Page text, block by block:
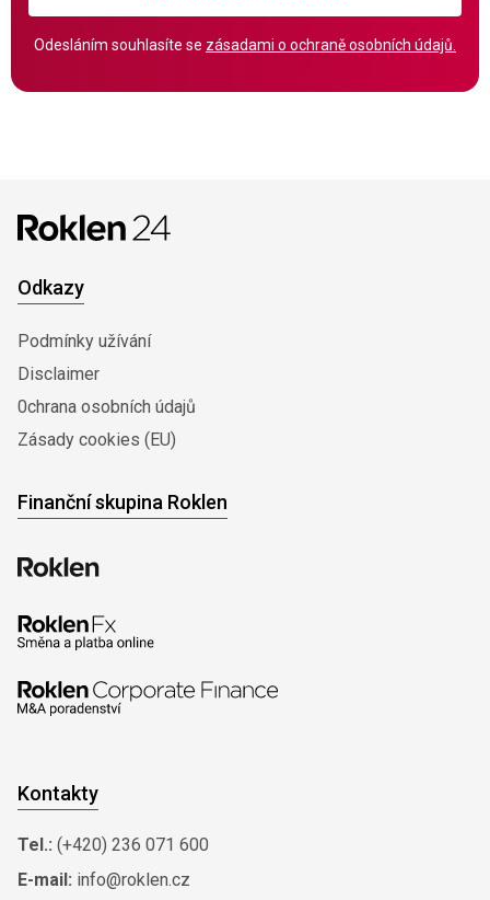
Odesláním souhlasíte se zásadami o ochraně osobních údajů.
Odkazy
Podmínky užívání
Disclaimer
0chrana osobních údajů
Zásady cookies (EU)
Finanční skupina Roklen
Kontakty
Tel.: (+420) 236 071 600
E-mail: info@roklen.cz